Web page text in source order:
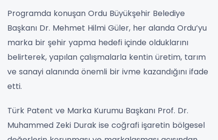
Programda konuşan Ordu Büyükşehir Belediye
Başkanı Dr. Mehmet Hilmi Güler, her alanda Ordu’yu
marka bir şehir yapma hedefi içinde olduklarını
belirterek, yapılan çalışmalarla kentin üretim, tarım
ve sanayi alanında önemli bir ivme kazandığını ifade
etti.
Türk Patent ve Marka Kurumu Başkanı Prof. Dr.
Muhammed Zeki Durak ise coğrafi işaretin bölgesel